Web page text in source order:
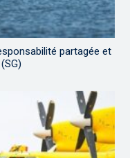
partagée et